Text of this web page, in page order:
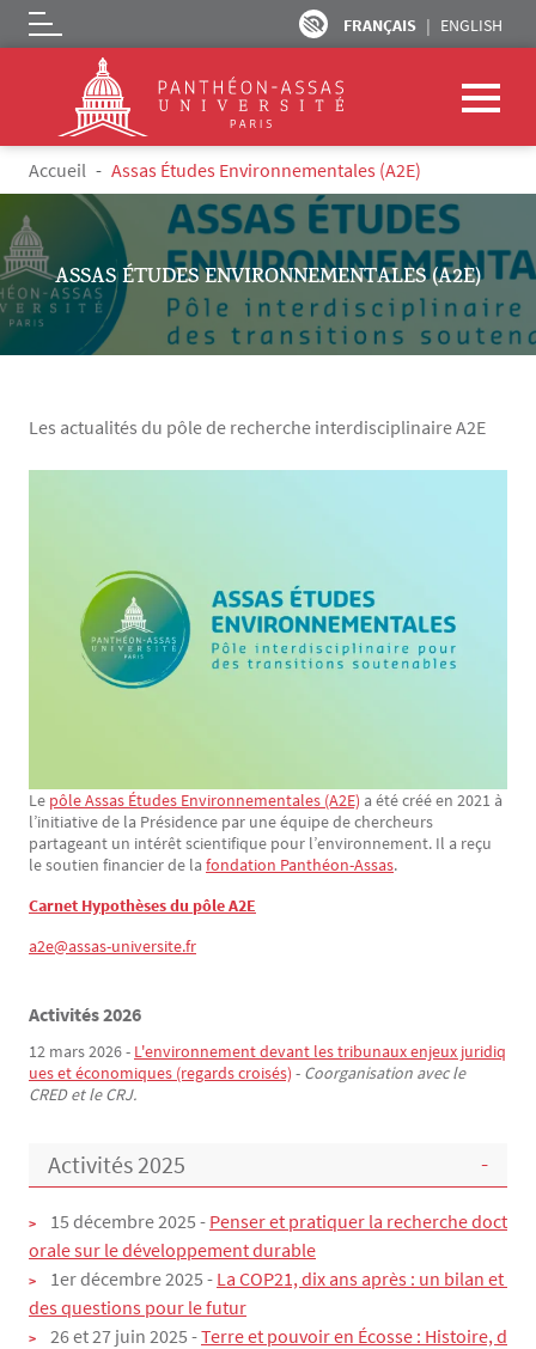
Aller au contenu principal
FRANÇAIS ENGLISH
Logo
Fil d'Ariane
Accueil Assas Études Environnementales (A2E)
ASSAS ÉTUDES ENVIRONNEMENTALES (A2E)
Les actualités du pôle de recherche interdisciplinaire A2E
Texte
Le pôle Assas Études Environnementales (A2E) a été créé en 2021 à
l’initiative de la Présidence par une équipe de chercheurs
partageant un intérêt scientifique pour l’environnement. Il a reçu
le soutien financier de la fondation Panthéon-Assas.
Carnet Hypothèses du pôle A2E
a2e@assas-universite.fr
Texte
Activités 2026
12 mars 2026 - L'environnement devant les tribunaux enjeux juridiq
ues et économiques (regards croisés) - Coorganisation avec le
CRED et le CRJ.
Activités 2025
15 décembre 2025 - Penser et pratiquer la recherche doct
orale sur le développement durable
1er décembre 2025 - La COP21, dix ans après : un bilan et
des questions pour le futur
26 et 27 juin 2025 -Terre et pouvoir en Écosse : Histoire, d